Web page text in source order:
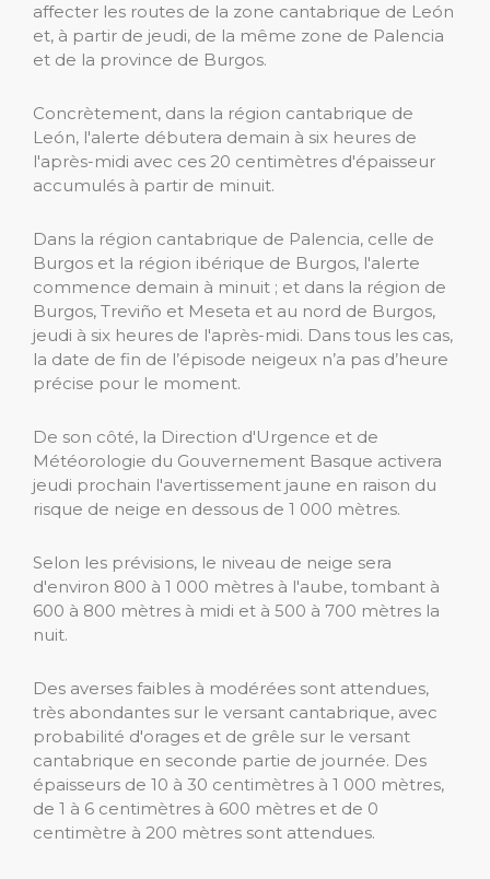
affecter les routes de la zone cantabrique de León
et, à partir de jeudi, de la même zone de Palencia
et de la province de Burgos.
Concrètement, dans la région cantabrique de
León, l'alerte débutera demain à six heures de
l'après-midi avec ces 20 centimètres d'épaisseur
accumulés à partir de minuit.
Dans la région cantabrique de Palencia, celle de
Burgos et la région ibérique de Burgos, l'alerte
commence demain à minuit ; et dans la région de
Burgos, Treviño et Meseta et au nord de Burgos,
jeudi à six heures de l'après-midi. Dans tous les cas,
la date de fin de l’épisode neigeux n’a pas d’heure
précise pour le moment.
De son côté, la Direction d'Urgence et de
Météorologie du Gouvernement Basque activera
jeudi prochain l'avertissement jaune en raison du
risque de neige en dessous de 1 000 mètres.
Selon les prévisions, le niveau de neige sera
d'environ 800 à 1 000 mètres à l'aube, tombant à
600 à 800 mètres à midi et à 500 à 700 mètres la
nuit.
Des averses faibles à modérées sont attendues,
très abondantes sur le versant cantabrique, avec
probabilité d'orages et de grêle sur le versant
cantabrique en seconde partie de journée. Des
épaisseurs de 10 à 30 centimètres à 1 000 mètres,
de 1 à 6 centimètres à 600 mètres et de 0
centimètre à 200 mètres sont attendues.